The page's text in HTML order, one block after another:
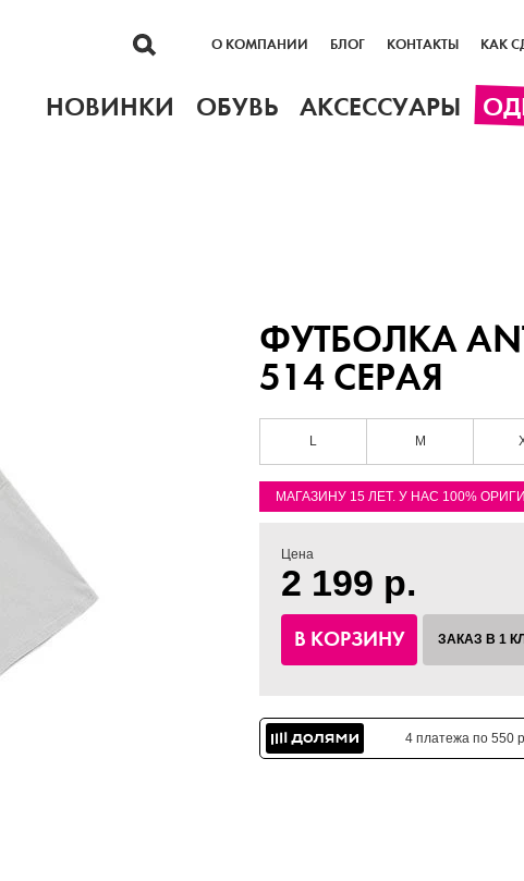
О КОМПАНИИ БЛОГ КОНТАКТЫ КАК
НОВИНКИ ОБУВЬ АКСЕССУАРЫ
ФУТБОЛКА
514 СЕРАЯ
L M
МАГАЗИНУ 15 ЛЕТ. У НАС 100%
Цена
2 199 р.
В КОРЗИНУ ЗАКАЗ В
4 платежа по 550